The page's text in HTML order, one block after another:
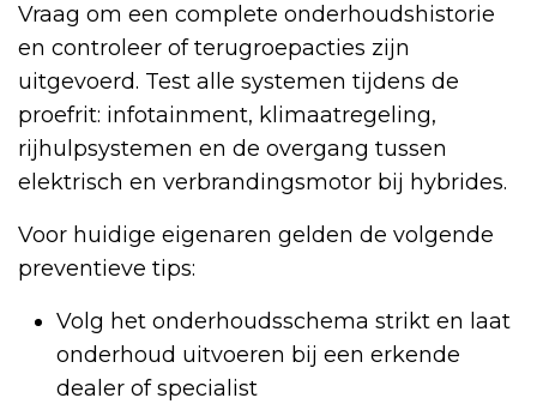
Vraag om een complete onderhoudshistorie
en controleer of terugroepacties zijn
uitgevoerd. Test alle systemen tijdens de
proefrit: infotainment, klimaatregeling,
rijhulpsystemen en de overgang tussen
elektrisch en verbrandingsmotor bij hybrides.
Voor huidige eigenaren gelden de volgende
preventieve tips:
Volg het onderhoudsschema strikt en laat
onderhoud uitvoeren bij een erkende
dealer of specialist